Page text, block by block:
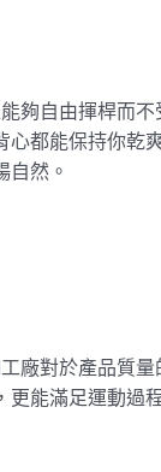
夠自由揮桿而
都能保持你乾
自然。
廠對於產品質
能滿足運動過